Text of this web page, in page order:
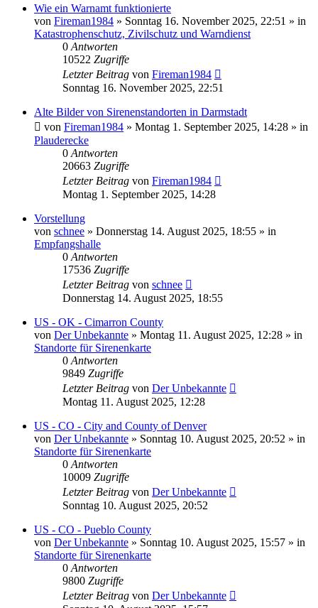
Wie ein Warnamt funktionierte
von Fireman1984 » Sonntag 16. November 2025, 22:51 » in
Katastrophenschutz, Zivilschutz und Warndienst
0 Antworten
10522 Zugriffe
Letzter Beitrag von Fireman1984
Sonntag 16. November 2025, 22:51
Alte Bilder von Sirenenstandorten in Darmstadt
von Fireman1984 » Montag 1. September 2025, 14:28 » in
Plauderecke
0 Antworten
20663 Zugriffe
Letzter Beitrag von Fireman1984
Montag 1. September 2025, 14:28
Vorstellung
von schnee » Donnerstag 14. August 2025, 18:55 » in
Empfangshalle
0 Antworten
17536 Zugriffe
Letzter Beitrag von schnee
Donnerstag 14. August 2025, 18:55
US - OK - Cimarron County
von Der Unbekannte » Montag 11. August 2025, 12:28 » in
Standorte für Sirenenkarte
0 Antworten
9849 Zugriffe
Letzter Beitrag von Der Unbekannte
Montag 11. August 2025, 12:28
US - CO - City and County of Denver
von Der Unbekannte » Sonntag 10. August 2025, 20:52 » in
Standorte für Sirenenkarte
0 Antworten
10009 Zugriffe
Letzter Beitrag von Der Unbekannte
Sonntag 10. August 2025, 20:52
US - CO - Pueblo County
von Der Unbekannte » Sonntag 10. August 2025, 15:57 » in
Standorte für Sirenenkarte
0 Antworten
9800 Zugriffe
Letzter Beitrag von Der Unbekannte